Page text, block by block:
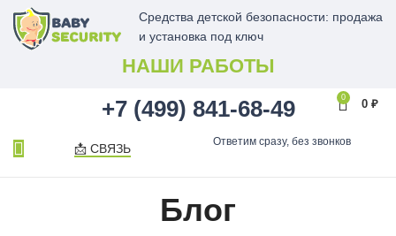
Средства детской безопасности: продажа
и установка под ключ
НАШИ РАБОТЫ
+7 (499) 841-68-49 0
0 ₽
📩 СВЯЗЬ Ответим сразу, без звонков
Блог